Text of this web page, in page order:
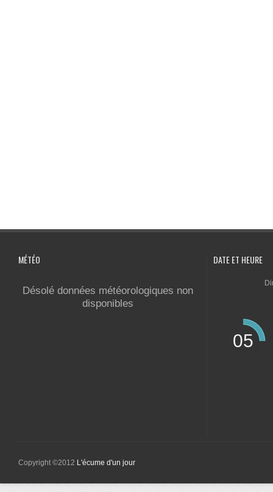
MÉTÉO
Désolé données météorologiques non
disponibles
DATE ET HEURE
05
Copyright ©2012 L'écume d'un jour